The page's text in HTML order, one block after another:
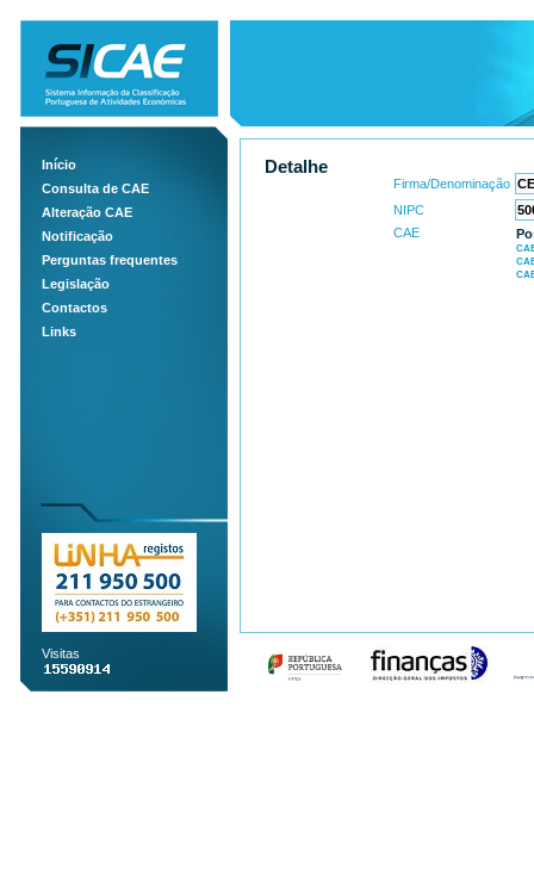
Início
Consulta de CAE
Alteração CAE
Notificação
Perguntas frequentes
Legislação
Contactos
Links
Visitas
Detalhe
Firma/Denominação
NIPC
CAE